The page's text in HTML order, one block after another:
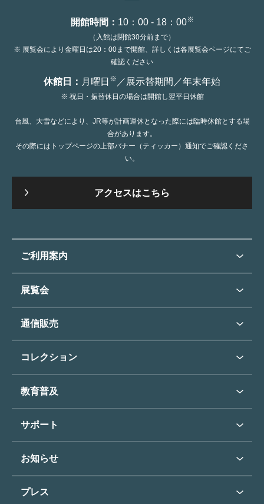
開館時間： 10：00 - 18：00※
（入館は閉館30分前まで）
※ 展覧会により金曜日は20：00まで開館、詳しくは各展覧会ページにてご
確認ください
休館日： 月曜日 ※ ／展示替期間／年末年始
※ 祝日・振替休日の場合は開館し翌平日休館
台風、大雪などにより、JR等が計画運休となった際には臨時休館とする場
合があります。
その際にはトップページの上部バナー（ティッカー）通知でご確認くださ
い。
アクセスはこちら
ご利用案内
ご利用案内トップ
開館時間・休館日
アクセス
団体のご利用について
バリアフリー／小さなお子様
フロアマップ
展覧会
展覧会・イベントトップ
次回の展覧会
展覧会スケジュール
過去の展覧会
通信販売
コレクション
コレクショントップ
東郷青児
コレクションハイライト
教育普及
教育普及トップ
オンラインで美術鑑賞
博物館実習について
サポート
よくあるご質問
東郷⻘児作品著作権申請
お知らせ
お知らせトップ
プレス